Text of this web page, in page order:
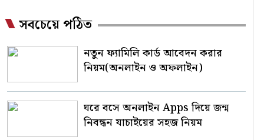
সবচেয়ে পঠিত
নতুন ফ্যামিলি কার্ড আবেদন করার
নিয়ম(অনলাইন ও অফলাইন)
ঘরে বসে অনলাইন Apps দিয়ে জন্ম
নিবন্ধন যাচাইয়ের সহজ নিয়ম